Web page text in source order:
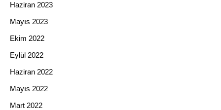
Haziran 2023
Mayıs 2023
Ekim 2022
Eylül 2022
Haziran 2022
Mayıs 2022
Mart 2022